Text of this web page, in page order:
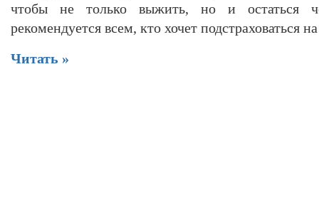
чтобы не только выжить, но и остаться
рекомендуется всем, кто хочет подстраховаться
Читать »